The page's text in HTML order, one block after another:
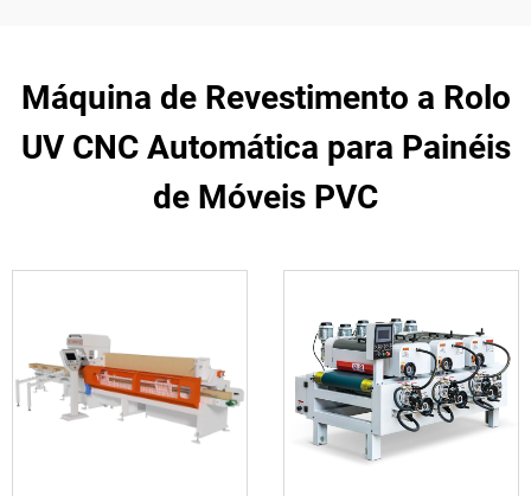
Máquina de Revestimento a Rolo
UV CNC Automática para Painéis
de Móveis PVC